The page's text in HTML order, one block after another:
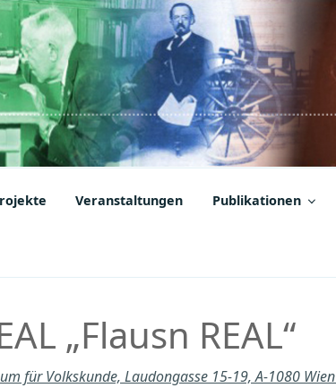
Veranstaltungen Publikationen
„Flausn REAL“
für Volkskunde, Laudongasse 15-19, A-1080 Wien